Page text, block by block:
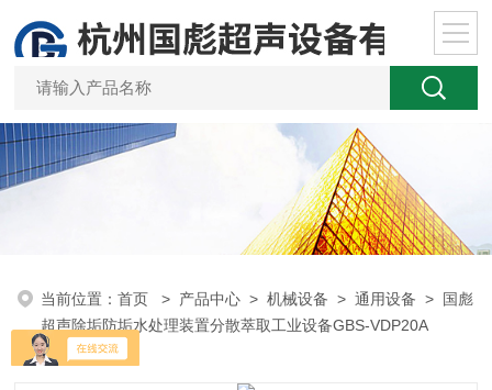
当前位置：首页 > 产品中心 >机械设备 >通用设备 > 国彪
超声除垢防垢水处理装置分散萃取工业设备GBS-VDP20A